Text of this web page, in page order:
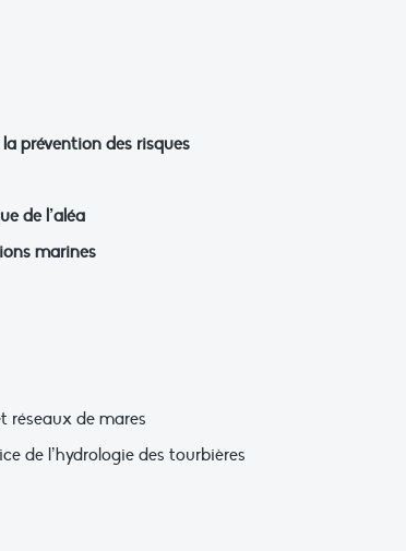
prévention des risques
de l’aléa
marines
réseaux de mares
de l’hydrologie des tourbières